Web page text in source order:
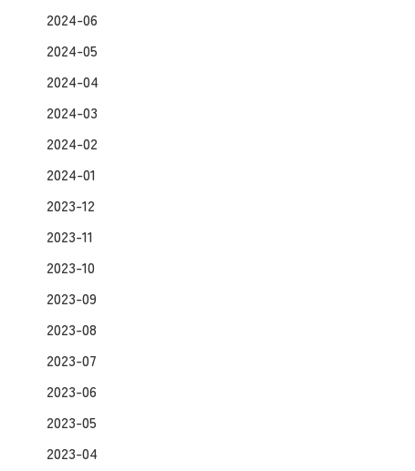
2024-06
2024-05
2024-04
2024-03
2024-02
2024-01
2023-12
2023-11
2023-10
2023-09
2023-08
2023-07
2023-06
2023-05
2023-04